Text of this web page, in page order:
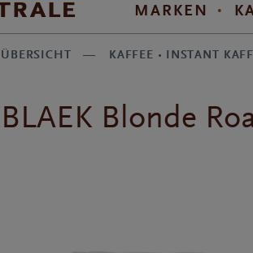
MARKEN
ÜBERSICHT — KAFFEE · INSTANT
BLAEK Blonde